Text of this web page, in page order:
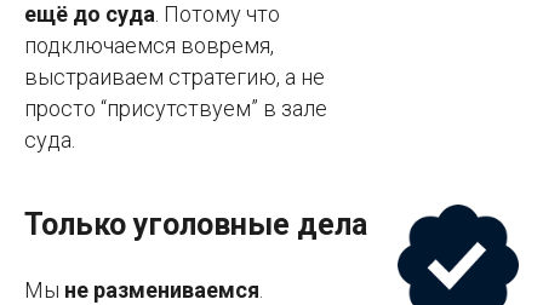
ещё до суда. Потому что
подключаемся вовремя,
выстраиваем стратегию, а не
просто “присутствуем” в зале
суда.
Только уголовные дела
Мы не размениваемся.